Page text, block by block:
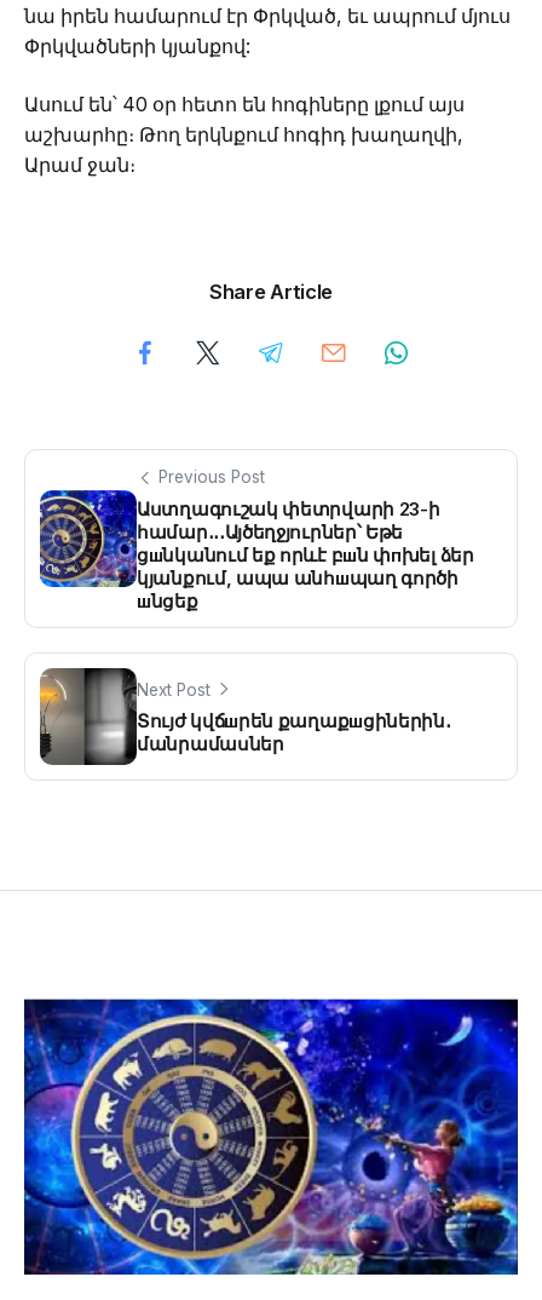
նա իրեն համարում էր Փրկված, եւ ապրում մյուս
Փրկվածների կյանքով:
Ասում են՝ 40 օր հետո են հոգիները լքում այս
աշխարհը։ Թող երկնքում հոգիդ խաղաղվի,
Արամ ջան։
Share Article
Previous Post
Աստղագուշակ փետրվարի 23-ի
համար․․․Այծեղջյուրներ՝ Եթե
ցшնկանում եք որևէ բшն փпխել ձեր
կյանքում, ապա անհшպաղ գործի
шնցեք
Next Post
Տույժ կվճшրեն քաղաքшցիներին․
մանրամասներ